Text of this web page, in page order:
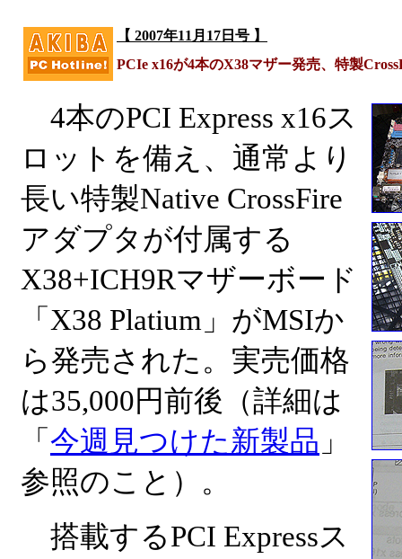
【 2007年11月17日号 】
PCIe x16が4本のX38マザー発売、特製
4本のPCI Express x16ス
ロットを備え、通常より
長い特製Native CrossFire
アダプタが付属する
X38+ICH9Rマザーボード
「X38 Platium」がMSIか
ら発売された。実売価格
は35,000円前後（詳細は
「 今週見つけた新製品 」
参照のこと）。
搭載するPCI Expressス